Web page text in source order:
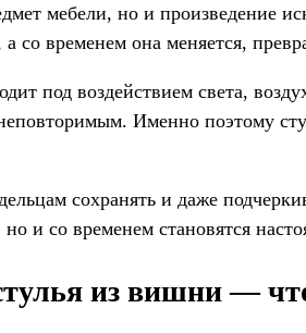
мебели, но и произведение
со временем она меняется,
под воздействием света,
Именно поэтому
сохранять и даже
и со временем становятся
из вишни —